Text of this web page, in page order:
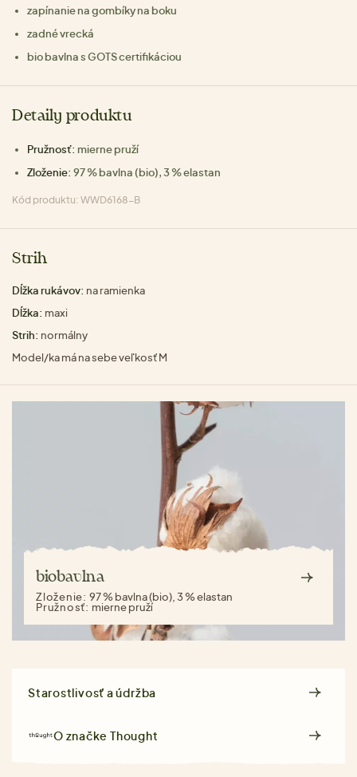
zapínanie na gombíky na boku
zadné vrecká
bio bavlna s GOTS certifikáciou
Detaily produktu
Pružnosť: mierne pruží
Zloženie: 97 % bavlna (bio), 3 % elastan
Kód produktu: WWD6168-B
Strih
Dĺžka rukávov: na ramienka
Dĺžka: maxi
Strih: normálny
Model/ka má na sebe veľkosť M
biobavlna
Zloženie: 97 % bavlna (bio), 3 % elastan
Pružnosť: mierne pruží
Starostlivosť a údržba
O značkeThought